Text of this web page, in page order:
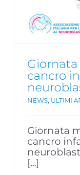
cancro
NEWS, ULTIMI
Giornata
cancro
[...]